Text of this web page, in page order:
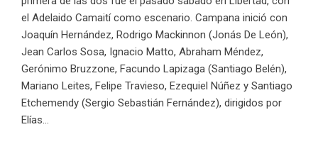
el Adelaido Camaití como escenario. Campana inició con
Joaquín Hernández, Rodrigo Mackinnon (Jonás De León),
Jean Carlos Sosa, Ignacio Matto, Abraham Méndez,
Gerónimo Bruzzone, Facundo Lapizaga (Santiago Belén),
Mariano Leites, Felipe Travieso, Ezequiel Núñez y Santiago
Etchemendy (Sergio Sebastián Fernández), dirigidos por
Elías...